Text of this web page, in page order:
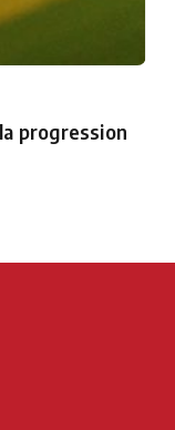
progression